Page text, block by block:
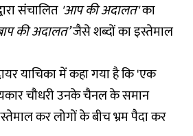
संचालित 'आप की अदालत'का
की अदालत’जैसे शब्दों का इस्तेमाल
याचिका में कहा गया है कि 'एक
चौधरी उनके चैनल के समान
कर लोगों के बीच भ्रम पैदा कर